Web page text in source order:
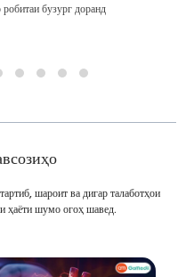
робитаи бузург доранд
шароит ва дигар талаботҳои
ҳаёти шумо огоҳ шавед.